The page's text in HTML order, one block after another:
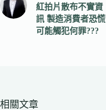
紅拍片散布不實資
訊 製造消費者恐慌
可能觸犯何罪???
相關文章